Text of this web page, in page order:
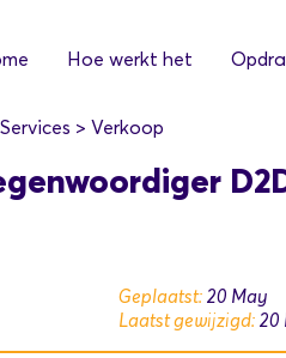
Hoe werkt het
> Verkoop
Geplaatst: 20 May
Laatst gewijzigd: 20